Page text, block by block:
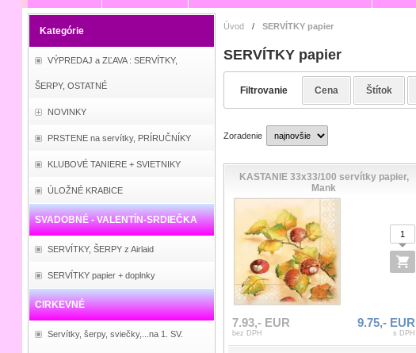
Kategórie
VÝPREDAJ a ZĽAVA : SERVÍTKY,
ŠERPY, OSTATNÉ
NOVINKY
PRSTENE na servítky, PRÍRUČNÍKY
KLUBOVÉ TANIERE + SVIETNIKY
ÚLOŽNÉ KRABICE
SVADOBNÉ - VALENTÍN-SRDIEČKA
SERVÍTKY, ŠERPY z Airlaid
SERVÍTKY papier + doplnky
CIRKEVNÉ
Servítky, šerpy, sviečky,...na 1. SV.
Úvod / SERVÍTKY papier
SERVÍTKY papier
Filtrovanie Cena Štítok
Zoradenie
KASTANIE 33x33/100 servítky papier,
Mank
7.93,- EUR
bez DPH
9.75,- EUR
s DPH